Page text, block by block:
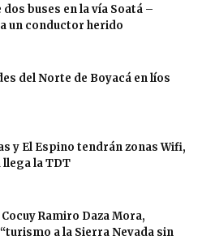
buses en la vía Soatá –
un conductor herido
del Norte de Boyacá en líos
y El Espino tendrán zonas Wifi,
llega la TDT
Ramiro Daza Mora,
a la Sierra Nevada sin